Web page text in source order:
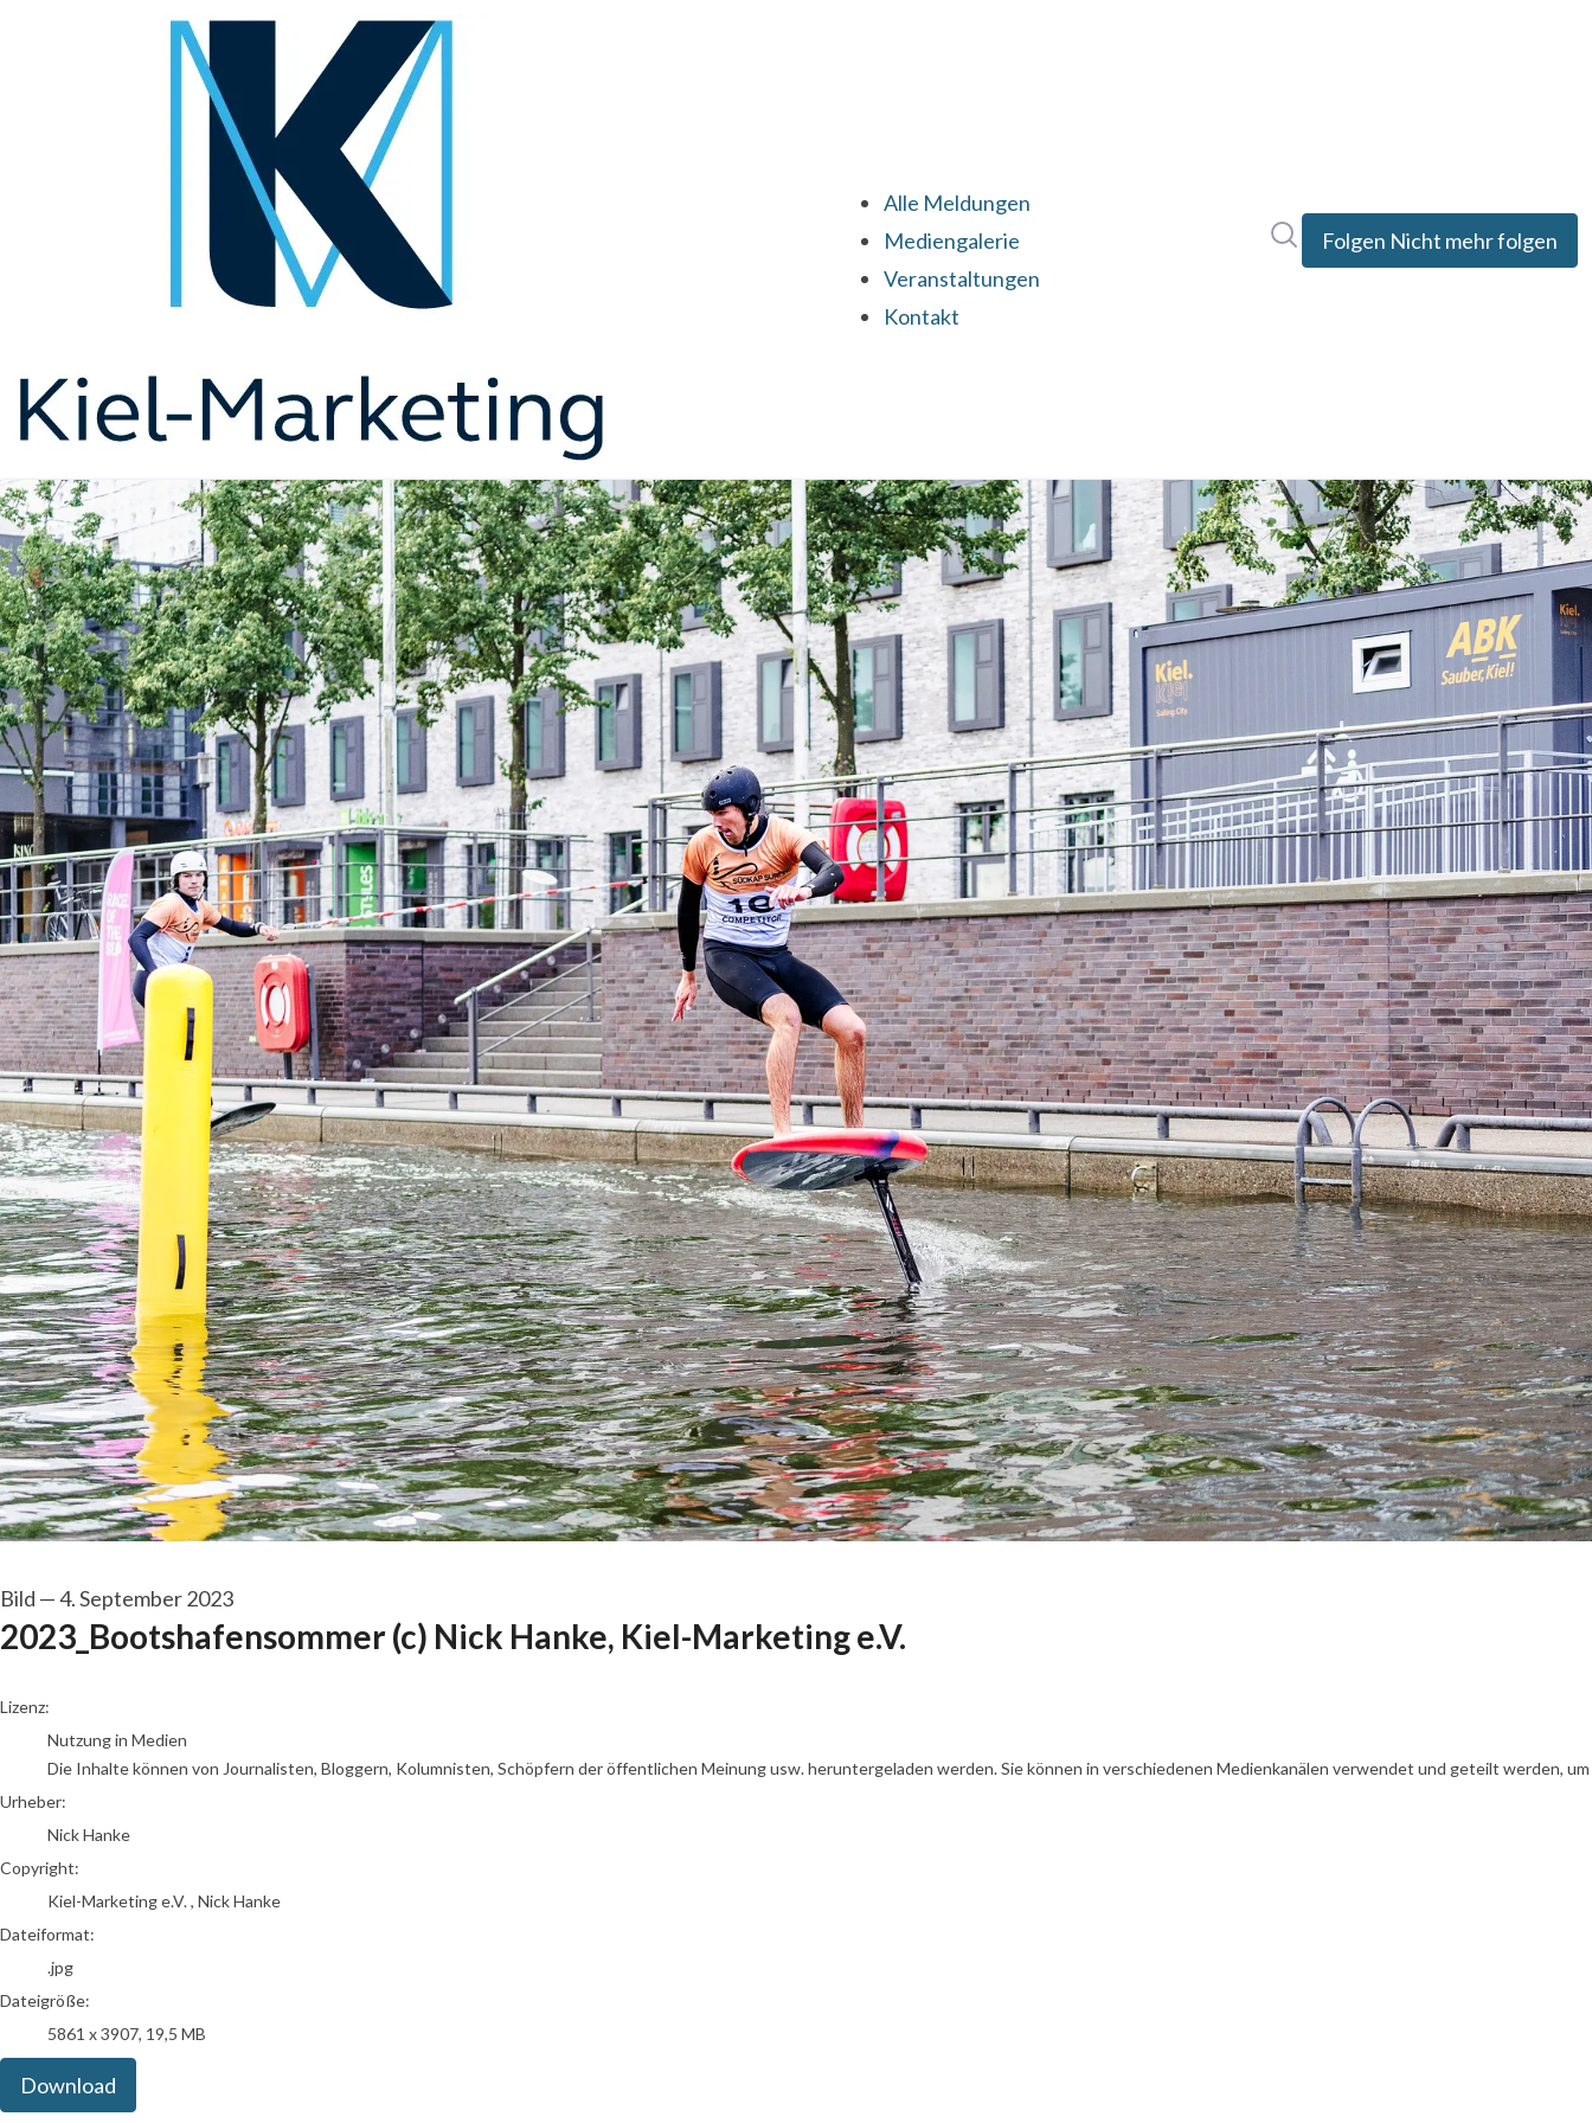
Alle Meldungen
Mediengalerie
Veranstaltungen
Kontakt
Folgen Nicht mehr folgen
Bild —4. September 2023
2023_Bootshafensommer (c) Nick Hanke, Kiel-Marketing e.V.
Nick Hanke
Lizenz:
Nutzung in Medien
Die Inhalte können von Journalisten, Bloggern, Kolumnisten, Schöpfern der öffentlichen Meinung usw. heruntergeladen werden. Sie können in verschiedenen Medienkanälen verwendet und geteilt
Urheber:
Nick Hanke
Copyright:
Kiel-Marketing e.V. , Nick Hanke
Dateiformat:
.jpg
Dateigröße:
5861 x 3907, 19,5 MB
Download